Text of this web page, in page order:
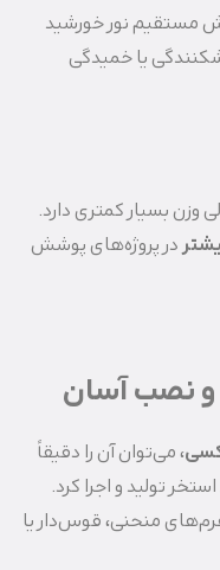
مستقیم نور خورشید
شکنندگی یا خمیدگی
وزن بسیار کمتری دارد.
در پروژه‌های پوشش
، می‌توان آن را دقیقاً
تولید و اجرا کرد.
منحنی، قوس‌دار یا